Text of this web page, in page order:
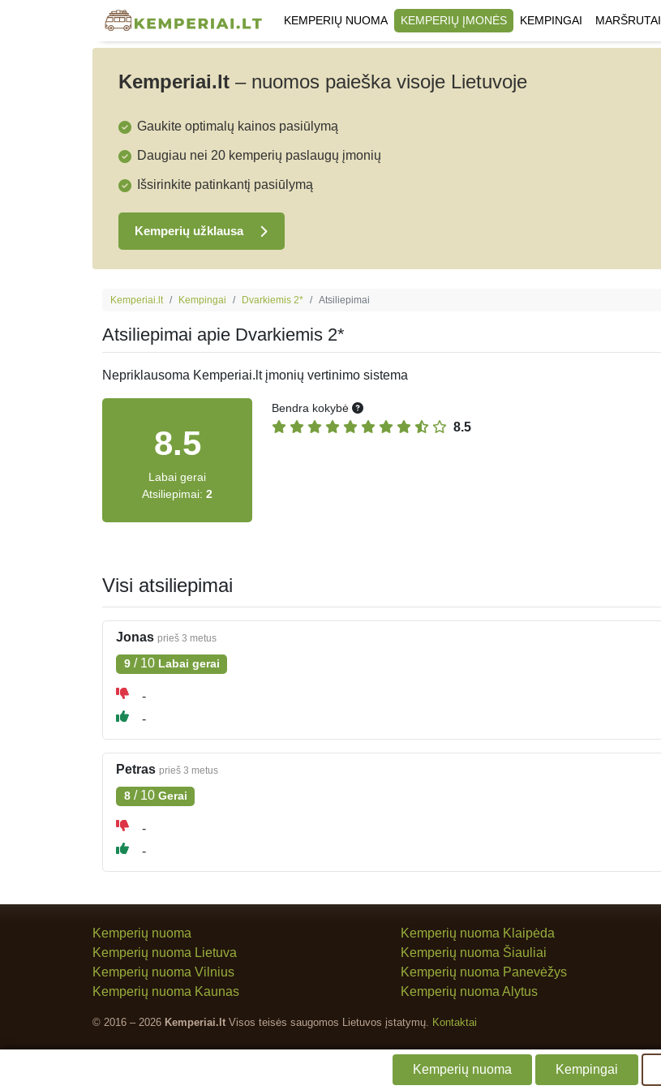
KEMPERIŲ NUOMA KEMPERIŲ ĮMONĖS KEMPINGAI MARŠRUTAI
Kemperiai.lt – nuomos paieška visoje Lietuvoje
Gaukite optimalų kainos pasiūlymą
Daugiau nei 20 kemperių paslaugų įmonių
Išsirinkite patinkantį pasiūlymą
Kemperių užklausa
Kemperiai.lt Kempingai Dvarkiemis 2* Atsiliepimai
Atsiliepimai apie Dvarkiemis 2*
Nepriklausoma Kemperiai.lt įmonių vertinimo sistema
8.5
Labai gerai
Atsiliepimai:2
Bendra kokybė
8.5
Visi atsiliepimai
Jonas prieš 3 metus
9/ 10 Labai gerai
-
-
Petras prieš 3 metus
8/ 10 Gerai
-
-
Kemperių nuoma
Kemperių nuoma Lietuva
Kemperių nuoma Vilnius
Kemperių nuoma Kaunas
Kemperių nuoma Klaipėda
Kemperių nuoma Šiauliai
Kemperių nuoma Panevėžys
Kemperių nuoma Alytus
© 2016 – 2026 Kemperiai.lt Visos teisės saugomos Lietuvos įstatymų. Kontaktai
Kemperių nuoma Kempingai